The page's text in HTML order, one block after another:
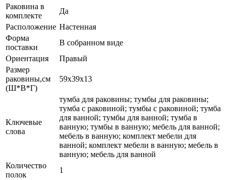
Раковина в
комплекте
Да
Расположение Настенная
Форма
поставки
В собранном виде
Ориентация
Правый
Размер
раковины,см
(Ш*В*Г)
59х39х13
Ключевые
слова
тумба для раковины; тумбы для раковины;
тумба с раковиной; тумбы с раковиной; тумба
для ванной; тумбы для ванной; тумба в
ванную; тумбы в ванную; мебель для ванной;
мебель в ванную; комплект мебели для
ванной; комплект мебели в ванную; мебель в
ванную; мебель для ванной
Количество
полок
1